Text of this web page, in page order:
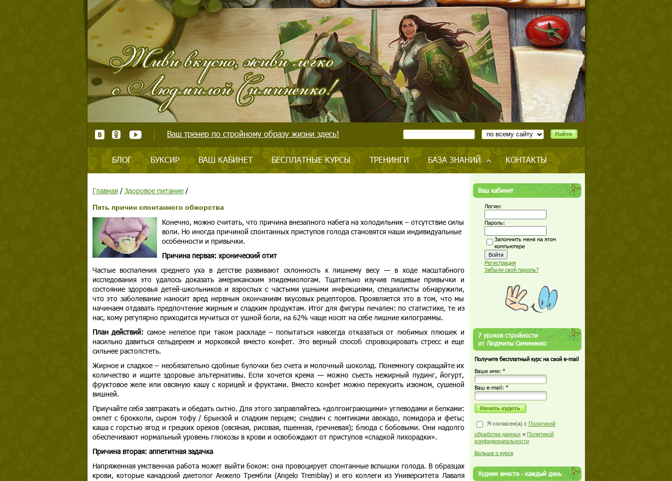
Ваш тренер по стройному образу жизни здесь!
БЛОГ БУКСИР ВАШ КАБИНЕТ БЕСПЛАТНЫЕ КУРСЫ ТРЕНИНГИ БАЗА ЗНАНИЙ КОНТАКТЫ
Главная/ Здоровое питание/
Пять причин спонтанного обжорства
Конечно, можно считать, что причина внезапного набега на холодильник – отсутствие силы
воли. Но иногда причиной спонтанных приступов голода становятся наши индивидуальные
особенности и привычки.
Причина первая: хронический отит
Частые воспаления среднего уха в детстве развивают склонность к лишнему весу — в ходе масштабного
исследования это удалось доказать американским эпидемиологам. Тщательно изучив пищевые привычки и
состояние здоровья детей-школьников и взрослых с частыми ушными инфекциями, специалисты обнаружили,
что это заболевание наносит вред нервным окончаниям вкусовых рецепторов. Проявляется это в том, что мы
начинаем отдавать предпочтение жирным и сладким продуктам. Итог для фигуры печален: по статистике, те из
нас, кому регулярно приходится мучиться от ушной боли, на 62% чаще носят на себе лишние килограммы.
План действий: самое нелепое при таком раскладе – попытаться навсегда отказаться от любимых плюшек и
насильно давиться сельдереем и морковкой вместо конфет. Это верный способ спровоцировать стресс и еще
сильнее растолстеть.
Жирное и сладкое – необязательно сдобные булочки без счета и молочный шоколад. Понемногу сокращайте их
количество и ищите здоровые альтернативы. Если хочется крема — можно съесть нежирный пудинг, йогурт,
фруктовое желе или овсяную кашу с корицей и фруктами. Вместо конфет можно перекусить изюмом, сушеной
вишней.
Приучайте себя завтракать и обедать сытно. Для этого заправляйтесь «долгоиграющими» углеводами и белками:
омлет с брокколи, сыром тофу / брынзой и сладким перцем; сэндвич с ломтиками авокадо, помидора и феты;
каша с горстью ягод и грецких орехов (овсяная, рисовая, пшенная, гречневая); блюда с бобовыми. Они надолго
обеспечивают нормальный уровень глюкозы в крови и освобождают от приступов «сладкой лихорадки».
Причина вторая: аппетитная задачка
Напряженная умственная работа может выйти боком: она провоцирует спонтанные вспышки голода. В образцах
крови, которые канадский диетолог Анжело Трембли (Angelo Tremblay) и его коллеги из Университета Лаваля
Ваш кабинет
Логин:
Пароль:
Запомнить меня на этом
компьютере
Регистрация
Забыли свой пароль?
7 уроков стройности
от Людмилы Симиненко
Получите бесплатный курс на свой e-mail
Ваше имя: *
Ваш е-mail: *
Я согласен(а) с Политикой
обработки данных и Политикой
конфиденциальности
Больше о курсе
Худеем вместе - каждый день